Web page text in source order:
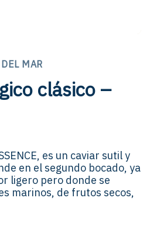
MAR
clásico –
es un caviar sutil y
en el segundo bocado, ya
ligero pero donde se
marinos, de frutos secos,